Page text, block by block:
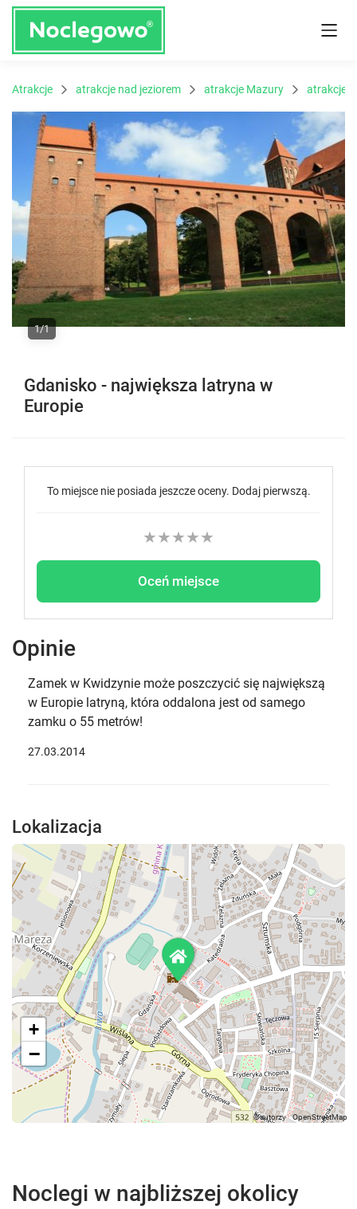
Atrakcje atrakcje nad jeziorem atrakcje Mazury atrakcje
1/1
Gdanisko - największa latryna w
Europie
To miejsce nie posiada jeszcze oceny. Dodaj pierwszą.
★
★
★
★
★
Oceń miejsce
Opinie
Zamek w Kwidzynie może poszczycić się największą
w Europie latryną, która oddalona jest od samego
zamku o 55 metrów!
27.03.2014
Lokalizacja
+
−
Noclegi w najbliższej okolicy